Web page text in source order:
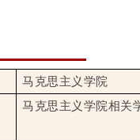
马克思主义学院
马克思主义学院相关